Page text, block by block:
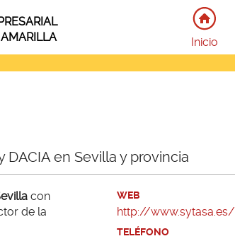
Inicio
DACIA en Sevilla y provincia
con
de la
WEB
http://www.sytasa.es/
TELÉFONO